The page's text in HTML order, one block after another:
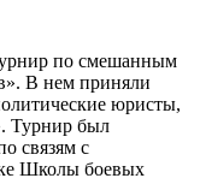
по смешанным
В нем приняли
юристы,
Турнир был
связям с
Школы боевых